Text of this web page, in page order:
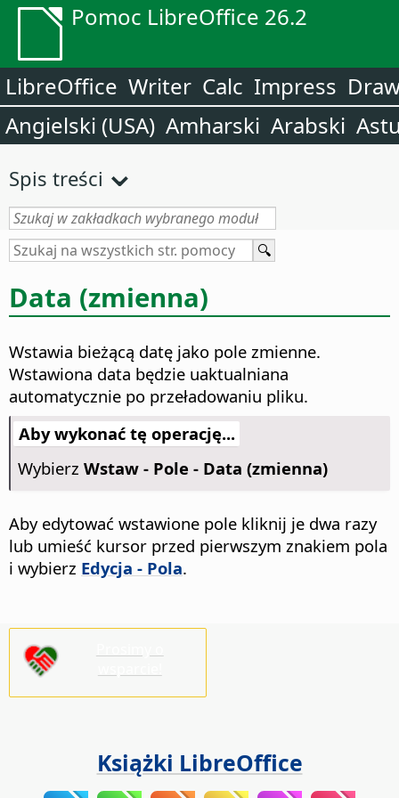
Pomoc LibreOffice 26.2
LibreOffice Writer Calc Impress
Angielski (USA) Amharski Arabski
Spis treści
Data (zmienna)
Wstawia bieżącą datę jako pole zmienne.
Wstawiona data będzie uaktualniana
automatycznie po przeładowaniu pliku.
Aby wykonać tę operację...
Wybierz Wstaw - Pole - Data (zmienna)
Aby edytować wstawione pole kliknij je dwa razy
lub umieść kursor przed pierwszym znakiem pola
i wybierz Edycja - Pola.
Książki LibreOffice